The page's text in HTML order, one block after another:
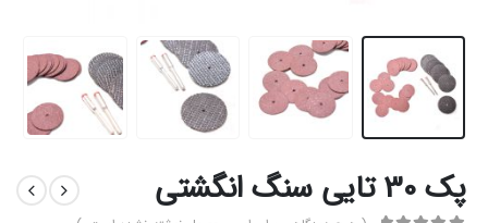
پک 30 تایی سنگ انگشتی